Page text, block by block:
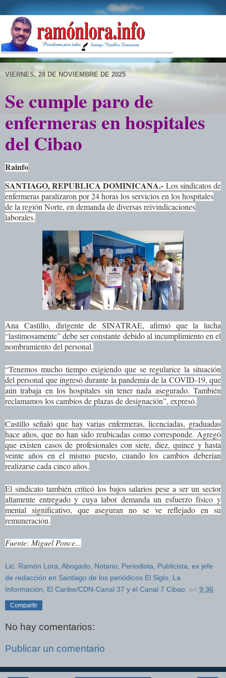
VIERNES, 28 DE NOVIEMBRE DE 2025
Se cumple paro de
enfermeras en hospitales
del Cibao
Rainfo
SANTIAGO, REPUBLICA DOMINICANA.-Los sindicatos de
enfermeras paralizaron por 24 horas los servicios en los hospitales
de la región Norte, en demanda de diversas reivindicaciones
laborales.
Ana Castillo, dirigente de SINATRAE, afirmó que la lucha
“lastimosamente” debe ser constante debido al incumplimiento en el
nombramiento del personal.
“Tenemos mucho tiempo exigiendo que se regularice la situación
del personal que ingresó durante la pandemia de la COVID-19, que
aún trabaja en los hospitales sin tener nada asegurado. También
reclamamos los cambios de plazas de designación”, expresó.
Castillo señaló que hay varias enfermeras, licenciadas, graduadas
hace años, que no han sido reubicadas como corresponde. Agregó
que existen casos de profesionales con siete, diez, quince y hasta
veinte años en el mismo puesto, cuando los cambios deberían
realizarse cada cinco años.
El sindicato también criticó los bajos salarios pese a ser un sector
altamente entregado y cuya labor demanda un esfuerzo físico y
mental significativo, que aseguran no se ve reflejado en su
remuneración.
Fuente: Miguel Ponce...
Lic. Ramón Lora, Abogado, Notario, Periodista, Publicista, ex jefe
de redacción en Santiago de los periódicos El Siglo, La
Información, El Caribe/CDN-Canal 37 y el Canal 7 Cibao. en 9:36
Compartir
No hay comentarios:
Publicar un comentario